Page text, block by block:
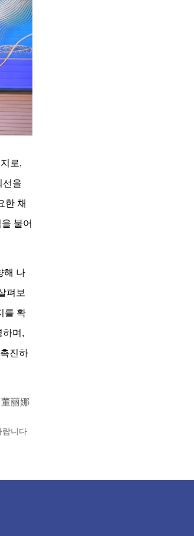
로,
선을
한 채
불어
해 나
펴보
를 확
하며,
진하
丽娜
니다.